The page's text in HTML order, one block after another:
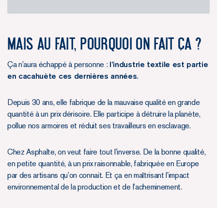
Mais au fait, pourquoi on fait ça ?
Ça n’aura échappé à personne : l’industrie textile est partie
en cacahuète ces dernières années.
Depuis 30 ans, elle fabrique de la mauvaise qualité en grande
quantité à un prix dérisoire. Elle participe à détruire la planète,
pollue nos armoires et réduit ses travailleurs en esclavage.
Chez Asphalte, on veut faire tout l’inverse. De la bonne qualité,
en petite quantité, à un prix raisonnable, fabriquée en Europe
par des artisans qu’on connait. Et ça en maîtrisant l’impact
environnemental de la production et de l’acheminement.